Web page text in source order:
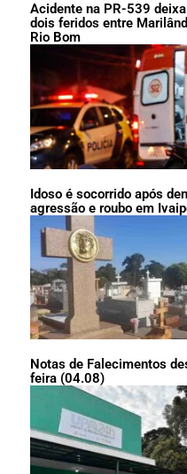
Acidente na PR-539
dois feridos entre
Rio Bom
Idoso é socorrido após
agressão e roubo em
Notas de Falecimentos
feira (04.08)